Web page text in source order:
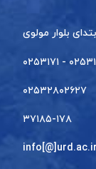
بلوار مولوی
- ۰۲۵۳۱۷۱
۰۲۵۳۲۸۰۲۶۲۷
۳۷۱۸۵-۱۷۸
info[@]urd.ac.ir